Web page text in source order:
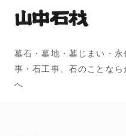
墓石・墓地・墓じまい・永
事・石工事、石のことな
へ